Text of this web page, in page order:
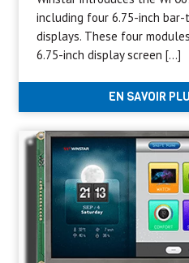
including four 6.75-inch bar-
displays. These four
6.75-inch display screen […]
EN SAVOIR